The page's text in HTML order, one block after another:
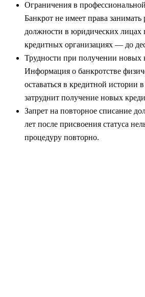
Ограничения в
Банкрот не имеет права занимать
должности в юридических лицах
кредитных организациях — до
Трудности при получении новых
Информация о банкротстве
оставаться в кредитной истории
затруднит получение новых
Запрет на повторное списание
лет после присвоения статуса
процедуру повторно.